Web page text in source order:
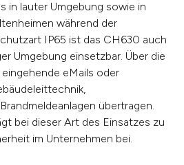
in lauter Umgebung sowie in
während der
IP65 ist das CH630 auch
Umgebung einsetzbar. Über die
eMails oder
übertragen.
bei dieser Art des Einsatzes zu
im Unternehmen bei.